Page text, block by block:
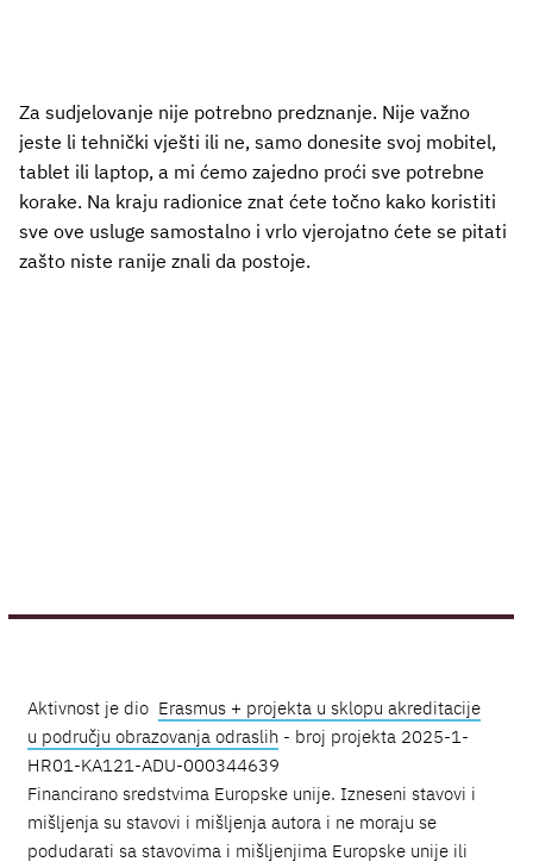
Za sudjelovanje nije potrebno predznanje. Nije važno
jeste li tehnički vješti ili ne, samo donesite svoj mobitel,
tablet ili laptop, a mi ćemo zajedno proći sve potrebne
korake. Na kraju radionice znat ćete točno kako koristiti
sve ove usluge samostalno i vrlo vjerojatno ćete se pitati
zašto niste ranije znali da postoje.
Aktivnost je dio Erasmus + projekta u sklopu akreditacije
u području obrazovanja odraslih - broj projekta 2025-1-
HR01-KA121-ADU-000344639
Financirano sredstvima Europske unije. Izneseni stavovi i
mišljenja su stavovi i mišljenja autora i ne moraju se
podudarati sa stavovima i mišljenjima Europske unije ili